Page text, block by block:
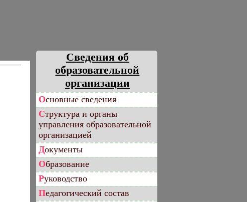
Сведения об
образовательной
организации
Основные сведения
Структура и органы
управления образовательной
организацией
Документы
Образование
Руководство
Педагогический состав